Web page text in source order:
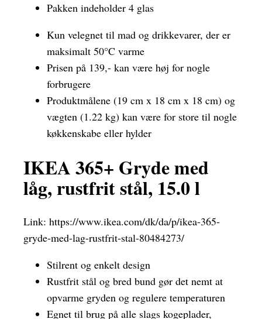
Pakken indeholder 4 glas
Kun velegnet til mad og drikkevarer, der er
maksimalt 50°C varme
Prisen på 139,- kan være høj for nogle
forbrugere
Produktmålene (19 cm x 18 cm x 18 cm) og
vægten (1.22 kg) kan være for store til nogle
køkkenskabe eller hylder
IKEA 365+ Gryde med
låg, rustfrit stål, 15.0 l
Link: https://www.ikea.com/dk/da/p/ikea-365-
gryde-med-lag-rustfrit-stal-80484273/
Stilrent og enkelt design
Rustfrit stål og bred bund gør det nemt at
opvarme gryden og regulere temperaturen
Egnet til brug på alle slags kogeplader,